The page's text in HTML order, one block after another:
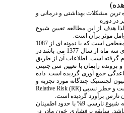
ترین مشکلات بهداشتی و درمانی و
در دوره
هدف از این مطالعه تعیین شیوع
موثر برآن است.
این مطالعه به روش مقطعی است که با نمونه ای از 1087
نوزاد که شامل کل زایمانهای سه ماه از سال 1377 می باشد در
گرفته است. اطلاعات آن از طریق
پرونده زایمان با تعیین سن جنینی
جمع آوری گردیده است. داده
لجستیک چندگانه مورد تجزیه و
و خطر نسبی Relative Risk (RR)
نارس برأورد گردیده است.
نتایج نشان می دهد که شیوع نارسی 9% با حدود اطمینان
و 3/7%) می باشد. سابقه پرفشاری خون مادر در